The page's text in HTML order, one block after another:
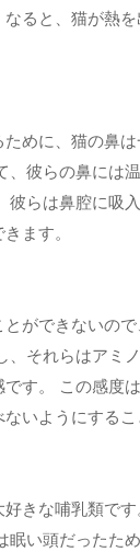
ると、猫が熱
めに、猫の鼻
、彼らの鼻には
彼らは鼻腔に吸
ます。
ができないの
、それらはアミ
す。 この感度
いようにするこ
きな哺乳類です
眠い頭だったた